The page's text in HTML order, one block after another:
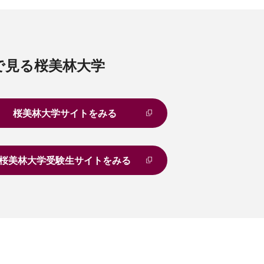
見る桜美林大学
桜美林大学サイトをみる
美林大学受験生サイトをみる